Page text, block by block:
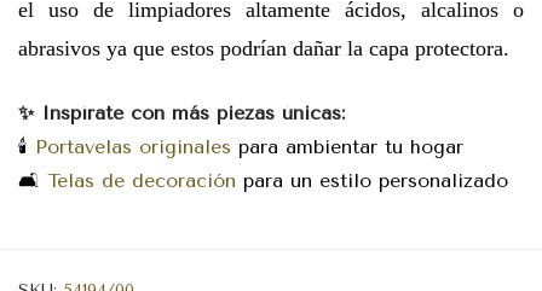
el uso de limpiadores altamente ácidos, alcalinos o
abrasivos ya que estos podrían dañar la capa protectora.
✨ Inspírate con más piezas únicas:
🕯️ Portavelas originales para ambientar tu hogar
🛋️ Telas de decoración para un estilo personalizado